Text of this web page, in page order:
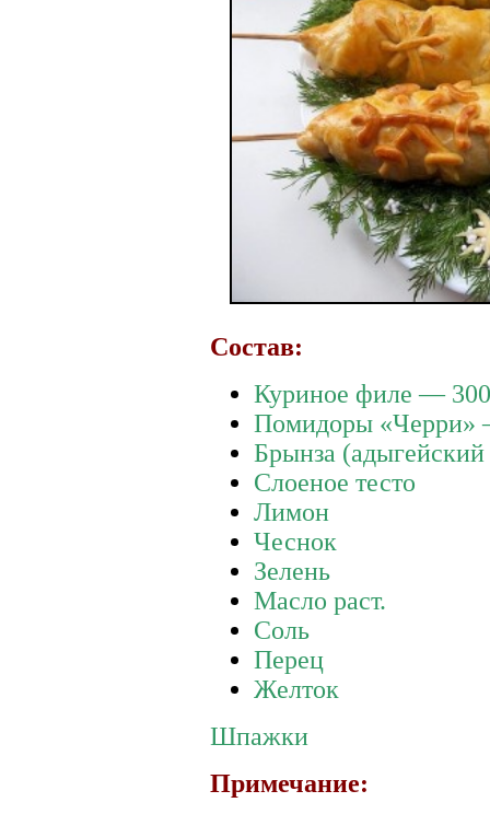
Состав:
Куриное филе —
Помидоры «Черри»
Брынза
Слоеное тесто
Лимон
Чеснок
Зелень
Масло раст.
Соль
Перец
Желток
Шпажки
Примечание: